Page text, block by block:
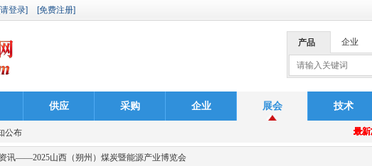
[请登录] [免费注册]
产品 企业
供应 采购 企业 展会 技术
年部分节假日安排
布
最新
最新
最新
最新
最新
最新
最新
最新
最新
最新
最新
最新
最新
最新
最新
最新
最新
最新
最新
最新
讯——2025山西（朔州）煤炭暨能源产业博览会